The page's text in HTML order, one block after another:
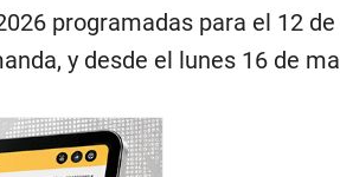
programadas para el 12 de
y desde el lunes 16 de